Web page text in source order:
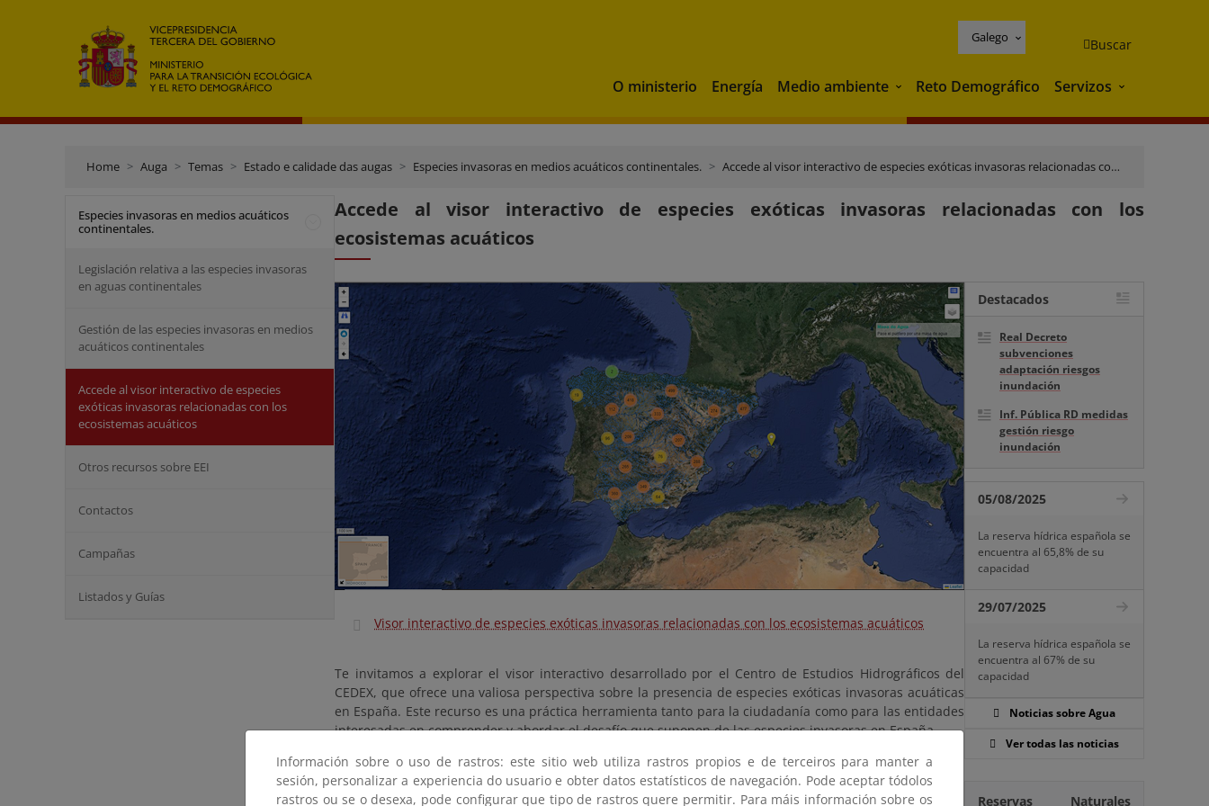
Galego Buscar
O ministerio Energía Medio ambiente Medio ambiente
Reto Demográfico Servizos Servizos
Home Auga Temas Estado e calidade das augas Especies invasoras en medios acuáticos continentales. Accede al visor interactivo de especies exóticas invasoras relacionadas con los ecosistemas acuáticos
Especies invasoras en medios acuáticos
continentales.
Legislación relativa a las especies invasoras
en aguas continentales
Gestión de las especies invasoras en medios
acuáticos continentales
Accede al visor interactivo de especies
exóticas invasoras relacionadas con los
ecosistemas acuáticos
Otros recursos sobre EEI
Contactos
Campañas
Listados y Guías
Accede al visor interactivo de especies exóticas invasoras relacionadas con los
ecosistemas acuáticos
Visor interactivo de especies exóticas invasoras relacionadas con los ecosistemas acuáticos
Te invitamos a explorar el visor interactivo desarrollado por el Centro de Estudios Hidrográficos del
CEDEX, que ofrece una valiosa perspectiva sobre la presencia de especies exóticas invasoras acuáticas
en España. Este recurso es una práctica herramienta tanto para la ciudadanía como para las entidades
interesadas en comprender y abordar el desafío que suponen de las especies invasoras en España.
Accede a la información actualizada sobre la ubicación de las especies exóticas invasoras más
frecuentes y nocivas del país.
Destacados
Real Decreto
subvenciones
adaptación riesgos
inundación
Inf. Pública RD medidas
gestión riesgo
inundación
05/08/2025
La reserva hídrica española se
encuentra al 65,8% de su
capacidad
29/07/2025
La reserva hídrica española se
encuentra al 67% de su
capacidad
Noticias sobre Agua
Ver todas las noticias
Reservas Naturales
Información sobre o uso de rastros: este sitio web utiliza rastros propios e de terceiros para manter a
sesión, personalizar a experiencia do usuario e obter datos estatísticos de navegación. Pode aceptar tódolos
rastros ou se o desexa, pode configurar que tipo de rastros quere permitir. Para máis información sobre os